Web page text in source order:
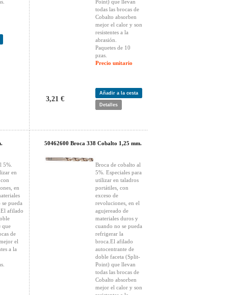
Point) que llevan
todas las brocas de
Cobalto absorben
mejor el calor y son
resistentes a la
abrasión.
Paquetes de 10
pzas.
Precio unitario
3,21 €
Añadir a la cesta
Detalles
5%.
en
en
pueda
afilado
que
de
el
a la
50462600 Broca 338 Cobalto 1,25 mm.
Broca de cobalto al
5%. Especiales para
utilizar en taladros
portátiles, con
exceso de
revoluciones, en el
agujereado de
materiales duros y
cuando no se pueda
refrigerar la
broca.El afilado
autocentrante de
doble faceta (Split-
Point) que llevan
todas las brocas de
Cobalto absorben
mejor el calor y son